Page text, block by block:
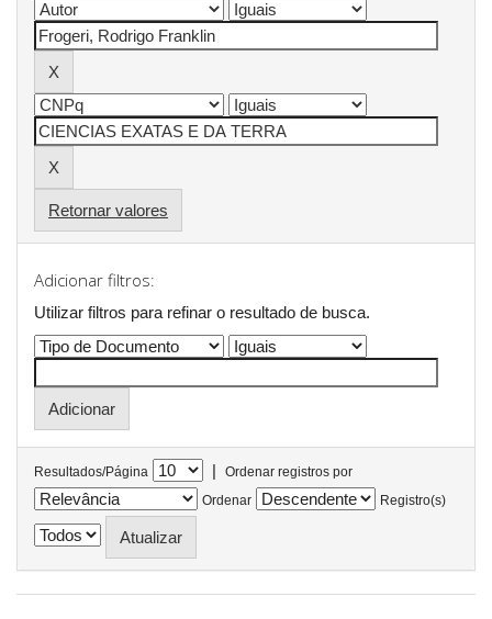
Retornar valores
Adicionar filtros:
Utilizar filtros para refinar o resultado de busca.
Resultados/Página |
Ordenar registros por
Ordenar
Registro(s)